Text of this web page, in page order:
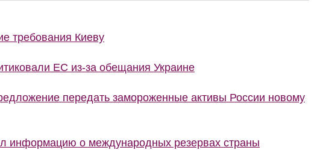
требования Киеву
ЕС из-за обещания Украине
передать замороженные активы России новому
информацию о международных резервах страны